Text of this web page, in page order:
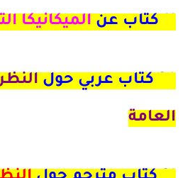
الميكانيكا
كتاب عربي حول
العامة